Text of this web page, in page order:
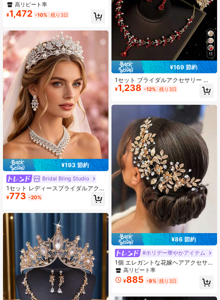
ラインストーン クイーンクラウン、
繊細なクリスタル ウェディングティ
アラ 花嫁用、エレガントな誕生日パ
ジェントヘッドピース 女性用
高リピート率
¥1,472 -10% 残り3日
¥193 節約
Bridal Bling Studio
1セット レディースブライダルアク
セサリー、クラシックエレガントな
パールティアラ + 高級ネックレス +
エリー、ウェディングドレスに適
し、ウェディングパーティー、ボー
ル、集まりにも適しています
¥773 -20%
11
¥169 節約
1セット ブライダルアクセサリー レ
ッドラインストーン装飾クラウン、
ネックレス、ピアス、4点ウェディン
ドレス、ガウン、プロム、パーティ
ーに適しています
¥1,238 -12% 残り3日
¥86 節約
#ホリデー華やかアイテム
1個 エレガントな花嫁ヘアアクセサ
リー、ハンドメイド クリスタル ウェ
ディング ヘアコーム 花嫁 ブライズ
メイド バレンタインデー アクセサリ
高リピート率
¥885 -9% 残り3日